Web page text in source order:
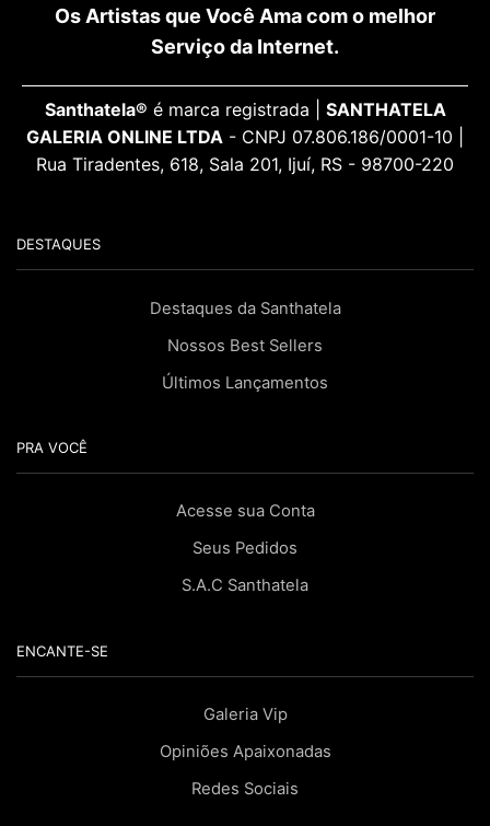
Os Artistas que Você Ama com o melhor
Serviço da Internet.
Santhatela® é marca registrada | SANTHATELA
GALERIA ONLINE LTDA - CNPJ 07.806.186/0001-10 |
Rua Tiradentes, 618, Sala 201, Ijuí, RS - 98700-220
DESTAQUES
Destaques da Santhatela
Nossos Best Sellers
Últimos Lançamentos
PRA VOCÊ
Acesse sua Conta
Seus Pedidos
S.A.C Santhatela
ENCANTE-SE
Galeria Vip
Opiniões Apaixonadas
Redes Sociais